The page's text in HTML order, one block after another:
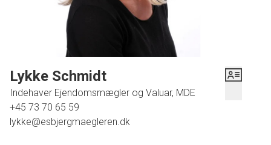
Lykke Schmidt
Indehaver Ejendomsmægler og Valuar, MDE
+45 73 70 65 59
lykke@esbjergmaegleren.dk